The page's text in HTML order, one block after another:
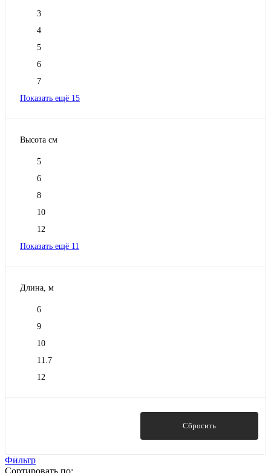
3
4
5
6
7
Показать ещё 15
Высота см
5
6
8
10
12
Показать ещё 11
Длина, м
6
9
10
11.7
12
Сбросить
Фильтр